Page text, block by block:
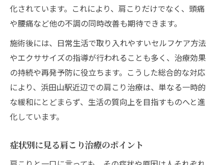
化されています。これにより、肩こりだけでなく、頭痛
や腰痛など他の不調の同時改善も期待できます。
施術後には、日常生活で取り入れやすいセルフケア方法
やエクササイズの指導が行われることも多く、治療効果
の持続や再発予防に役立ちます。こうした総合的な対応
により、浜田山駅近辺での肩こり治療は、単なる一時的
な緩和にとどまらず、生活の質向上を目指すものへと進
化しています。
症状別に見る肩こり治療のポイント